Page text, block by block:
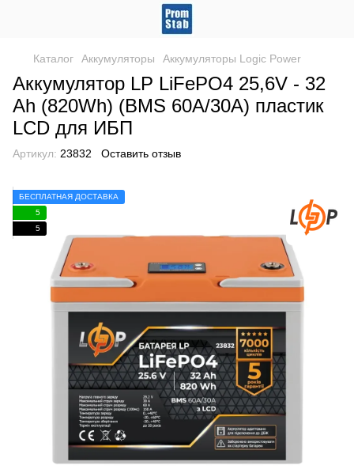
Каталог Аккумуляторы Аккумуляторы Logic Power
Аккумулятор LP LiFePO4 25,6V - 32
Ah (820Wh) (BMS 60А/30A) пластик
LCD для ИБП
Артикул: 23832 Оставить отзыв
БЕСПЛАТНАЯ ДОСТАВКА
5
5